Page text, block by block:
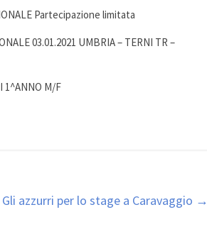
Partecipazione limitata
03.01.2021 UMBRIA – TERNI TR –
1^ANNO M/F
azzurri per lo stage a Caravaggio →